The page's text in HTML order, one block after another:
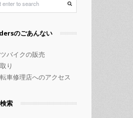
のごあんない
バイクの販売
り
車修理店へのアクセス
索